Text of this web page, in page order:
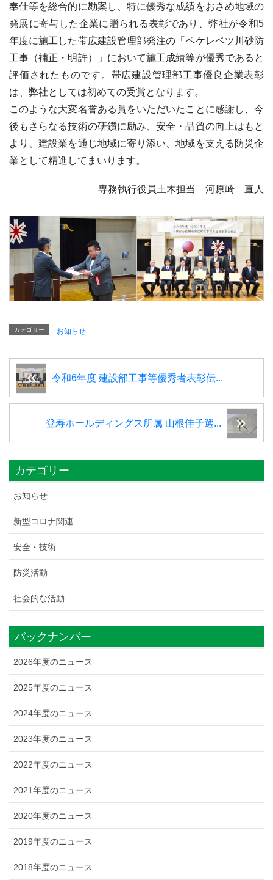
奉仕等を総合的に勘案し、特に優秀な成績をおさめ地域の
発展に寄与した企業に贈られる表彰であり、弊社が令和5
年度に施工した帯広建設管理部発注の「ペケレベツ川砂防
工事（補正・明許）」において施工成績等が優秀であると
評価されたものです。帯広建設管理部工事優良企業表彰
は、弊社としては初めての受賞となります。
このような大変名誉ある賞をいただいたことに感謝し、今
後もさらなる技術の研鑽に励み、安全・品質の向上はもと
より、建設業を通じ地域に寄り添い、地域を支える防災企
業として精進してまいります。
専務執行役員土木担当 河原崎 直人
カテゴリー お知らせ
令和6年度 建設部工事等優秀者表彰伝...
登寿ホールディングス所属 山根佳子選...
カテゴリー
お知らせ
新型コロナ関連
安全・技術
防災活動
社会的な活動
バックナンバー
2026年度のニュース
2025年度のニュース
2024年度のニュース
2023年度のニュース
2022年度のニュース
2021年度のニュース
2020年度のニュース
2019年度のニュース
2018年度のニュース